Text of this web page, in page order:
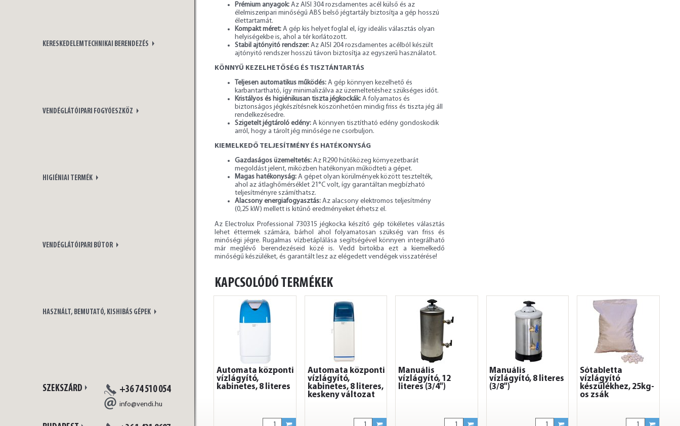
KERESKEDELEMTECHNIKAI BERENDEZÉS
VENDÉGLÁTÓIPARI FOGYÓESZKÖZ
HIGIÉNIAI TERMÉK
VENDÉGLÁTÓIPARI BÚTOR
HASZNÁLT, BEMUTATÓ, KISHIBÁS GÉPEK
SZEKSZÁRD +36 74 510 054
info@vendi.hu
Prémium anyagok: Az AISI 304 rozsdamentes acél külső és az
élelmiszeripari minőségű ABS belső jégtartály biztosítja a gép hosszú
élettartamát.
Kompakt méret: A gép kis helyet foglal el, így ideális választás olyan
helyiségekbe is, ahol a tér korlátozott.
Stabil ajtónyitó rendszer: Az AISI 204 rozsdamentes acélból készült
ajtónyitó rendszer hosszú távon biztosítja az egyszerű használatot.
KÖNNYŰ KEZELHETŐSÉG ÉS TISZTÁNTARTÁS
Teljesen automatikus működés: A gép könnyen kezelhető és
karbantartható, így minimalizálva az üzemeltetéshez szükséges időt.
Kristályos és higiénikusan tiszta jégkockák: A folyamatos és
biztonságos jégkészítésnek köszönhetően mindig friss és tiszta jég áll
rendelkezésedre.
Szigetelt jégtároló edény: A könnyen tisztítható edény gondoskodik
arról, hogy a tárolt jég minősége ne csorbuljon.
KIEMELKEDŐ TELJESÍTMÉNY ÉS HATÉKONYSÁG
Gazdaságos üzemeltetés: Az R290 hűtőközeg környezetbarát
megoldást jelent, miközben hatékonyan működteti a gépet.
Magas hatékonyság: A gépet olyan körülmények között tesztelték,
ahol az átlaghőmérséklet 21°C volt, így garantáltan megbízható
teljesítményre számíthatsz.
Alacsony energiafogyasztás: Az alacsony elektromos teljesítmény
(0,25 kW) mellett is kitűnő eredményeket érhetsz el.
Az Electrolux Professional 730315 jégkocka készítő gép tökéletes választás
lehet éttermek számára, bárhol ahol folyamatosan szükség van friss és
minőségi jégre. Rugalmas vízbetáplálása segítségével könnyen integrálható
már meglévő berendezéseid közé is. Vedd birtokba ezt a kiemelkedő
minőségű készüléket, és garantált lesz az elégedett vendégek visszatérése!
KAPCSOLÓDÓ TERMÉKEK
Automata központi
vízlágyító,
kabinetes, 8 literes
Automata központi
vízlágyító,
kabinetes, 8 literes,
keskeny változat
Manuális
vízlágyító, 12
literes (3/4")
Manuális
vízlágyító, 8 literes
(3/8")
Sótabletta
vízlágyító
készülékhez, 25kg-
os zsák